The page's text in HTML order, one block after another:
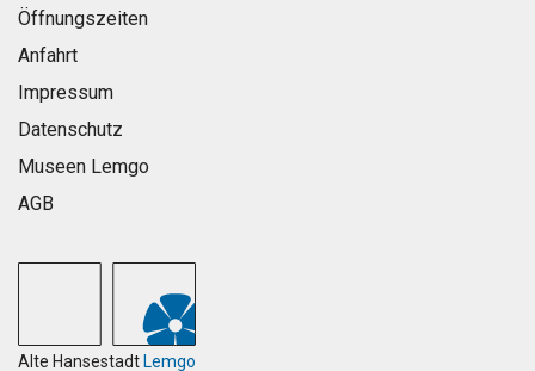
Öffnungszeiten
Anfahrt
Impressum
Datenschutz
Museen Lemgo
AGB
Alte Hansestadt Lemgo